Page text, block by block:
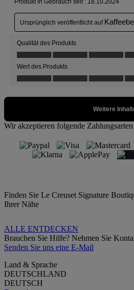
Wir akzeptieren folgende Zahlungsarten
Finden Sie Le Creuset Signature
Ihrer Nähe
ALLE ENTDECKEN
Brauchen Sie Hilfe? Nehmen Sie
Senden Sie uns eine E-Mail
Land & Sprache
DEUTSCHLAND
DEUTSCH